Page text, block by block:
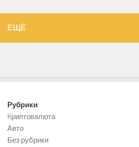
ЕЩЁ
Рубрики
Kриптовалюта
Авто
Без рубрики